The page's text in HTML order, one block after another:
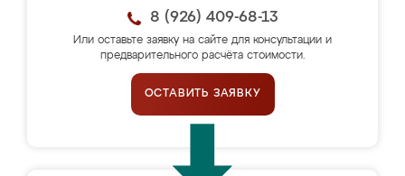
8 (926) 409-68-13
Или оставьте заявку на сайте для консультации и
предварительного расчёта стоимости.
ОСТАВИТЬ ЗАЯВКУ